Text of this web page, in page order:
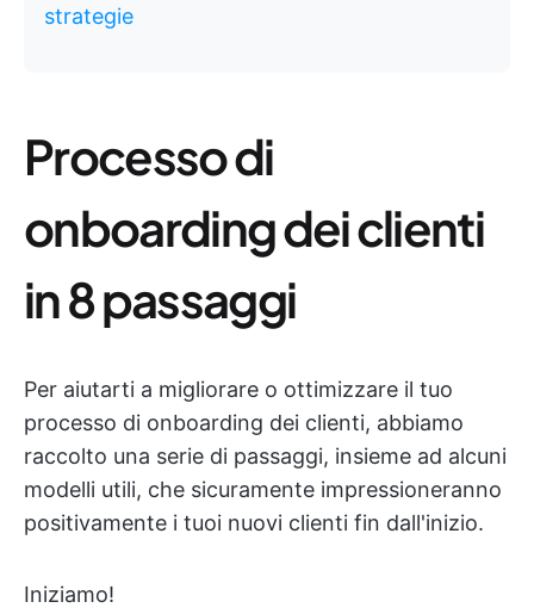
strategie
Processo di
onboarding dei clienti
in 8 passaggi
Per aiutarti a migliorare o ottimizzare il tuo
processo di onboarding dei clienti, abbiamo
raccolto una serie di passaggi, insieme ad alcuni
modelli utili, che sicuramente impressioneranno
positivamente i tuoi nuovi clienti fin dall'inizio.
Iniziamo!